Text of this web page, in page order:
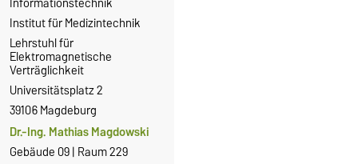
Institut für Medizintechnik
Lehrstuhl für
Elektromagnetische
Verträglichkeit
Universitätsplatz 2
39106 Magdeburg
Dr.-Ing. Mathias Magdowski
Gebäude 09 | Raum 229